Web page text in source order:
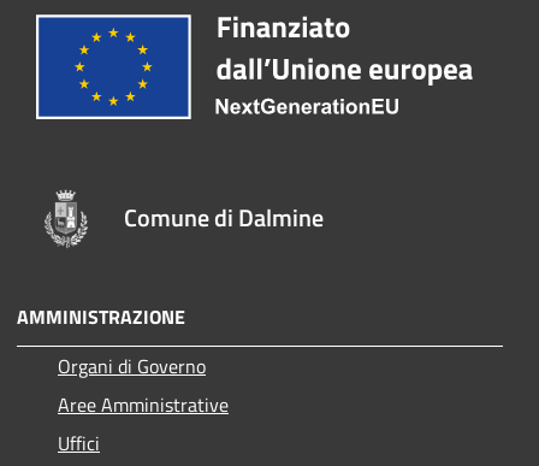
Comune di Dalmine
AMMINISTRAZIONE
Organi di Governo
Aree Amministrative
Uffici